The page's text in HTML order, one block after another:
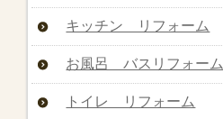
キッチン リフォーム
お風呂 バスリフォーム
トイレ リフォーム